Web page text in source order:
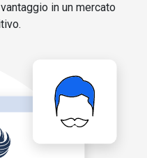
in un mercato